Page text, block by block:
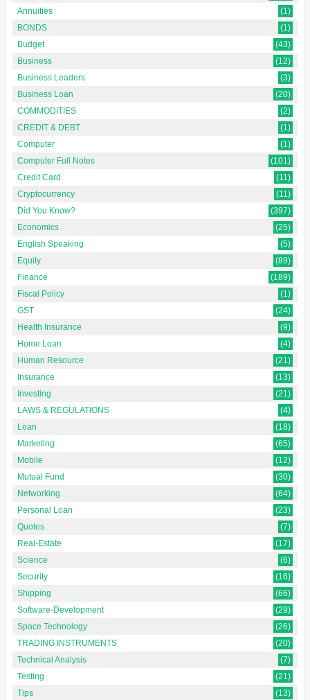
Annuities
(1)
BONDS
(1)
Budget
(43)
Business
(12)
Business Leaders
(3)
Business Loan
(20)
COMMODITIES
(2)
CREDIT & DEBT
(1)
Computer
(1)
Computer Full Notes
(101)
Credit Card
(11)
Cryptocurrency
(11)
Did You Know?
(397)
Economics
(25)
English Speaking
(5)
Equity
(89)
Finance
(189)
Fiscal Policy
(1)
GST
(24)
Health Insurance
(9)
Home Loan
(4)
Human Resource
(21)
Insurance
(13)
Investing
(21)
LAWS & REGULATIONS
(4)
Loan
(18)
Marketing
(65)
Mobile
(12)
Mutual Fund
(30)
Networking
(64)
Personal Loan
(23)
Quotes
(7)
Real-Estate
(17)
Science
(6)
Security
(16)
Shipping
(66)
Software-Development
(29)
Space Technology
(26)
TRADING INSTRUMENTS
(20)
Technical Analysis
(7)
Testing
(21)
Tips
(13)